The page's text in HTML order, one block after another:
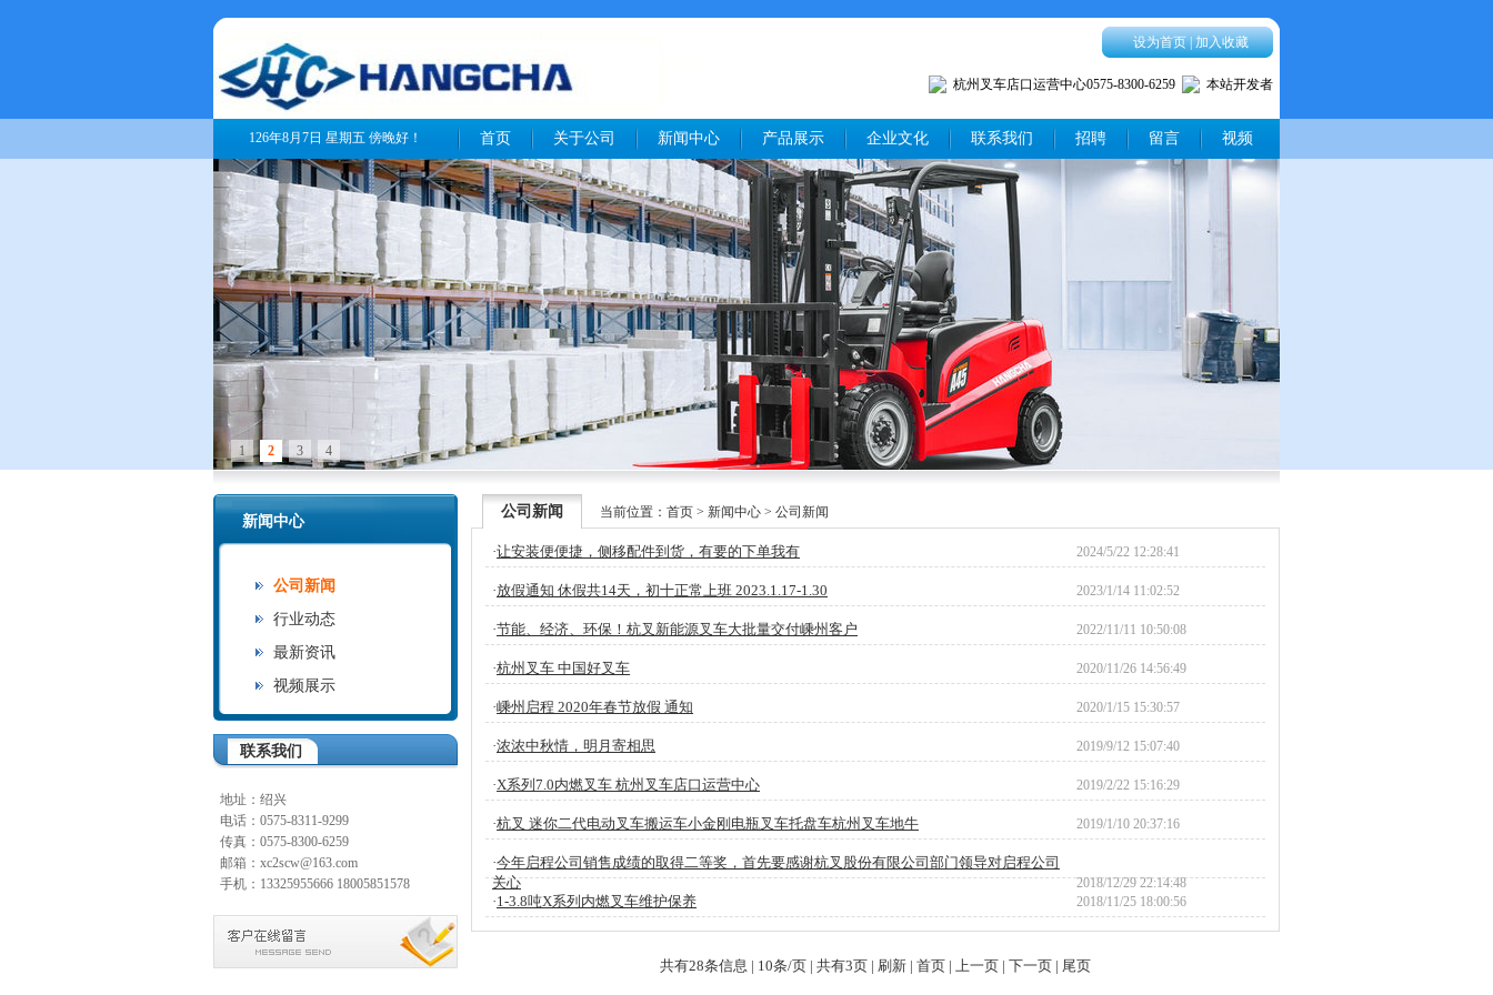
设为首页|加入收藏
杭州叉车店口运营中心0575-8300-6259 本站开发者
126年8月7日 星期五 傍晚好！ 首页 关于公司 新闻中心 产品展示 企业文化 联系我们 招聘 留言 视频
1 2 3 4
新闻中心
公司新闻
行业动态
最新资讯
视频展示
联系我们
地址：绍兴
电话：0575-8311-9299
传真：0575-8300-6259
邮箱：xc2scw@163.com
手机：13325955666 18005851578
公司新闻 当前位置： 首页 > 新闻中心 > 公司新闻
·让安装便便捷，侧移配件到货，有要的下单我有 2024/5/22 12:28:41
·放假通知 休假共14天，初十正常上班 2023.1.17-1.30 2023/1/14 11:02:52
·节能、经济、环保！杭叉新能源叉车大批量交付嵊州客户 2022/11/11 10:50:08
·杭州叉车 中国好叉车 2020/11/26 14:56:49
·嵊州启程 2020年春节放假 通知 2020/1/15 15:30:57
·浓浓中秋情，明月寄相思 2019/9/12 15:07:40
·X系列7.0内燃叉车 杭州叉车店口运营中心 2019/2/22 15:16:29
·杭叉 迷你二代电动叉车搬运车小金刚电瓶叉车托盘车杭州叉车地牛 2019/1/10 20:37:16
·今年启程公司销售成绩的取得二等奖，首先要感谢杭叉股份有限公司部门领导对启程公司
关心
2018/12/29 22:14:48
·1-3.8吨X系列内燃叉车维护保养 2018/11/25 18:00:56
共有28条信息 | 10条/页 | 共有3页 | 刷新 | 首页 | 上一页 | 下一页 | 尾页